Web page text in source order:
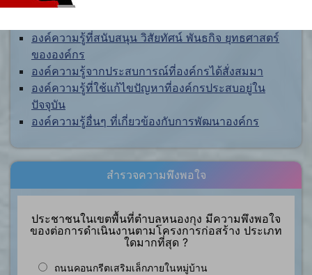
องค์ความรู้ที่สนับสนุน วิสัยทัศน์ พันธกิจ ยุทธศาสตร์
ขององค์กร
องค์ความรู้จากประสบการณ์ที่องค์กรได้สั่งสมมา
องค์ความรู้ที่ใช้แก้ไขปัญหาที่องค์กรประสบอยู่ใน
ปัจจุบัน
องค์ความรู้อื่นๆ ที่เกี่ยวข้องกับการพัฒนาองค์กร
สำรวจความพึงพอใจ
ประชาชนในเขตพื้นที่ตำบลหนองกุง มีความพึงพอใจ
ของต่อการดำเนินงานตามโครงการก่อสร้าง ประเภท
ใดมากที่สุด ?
ถนนคอนกรีตเสริมเล็กภายในหมู่บ้าน